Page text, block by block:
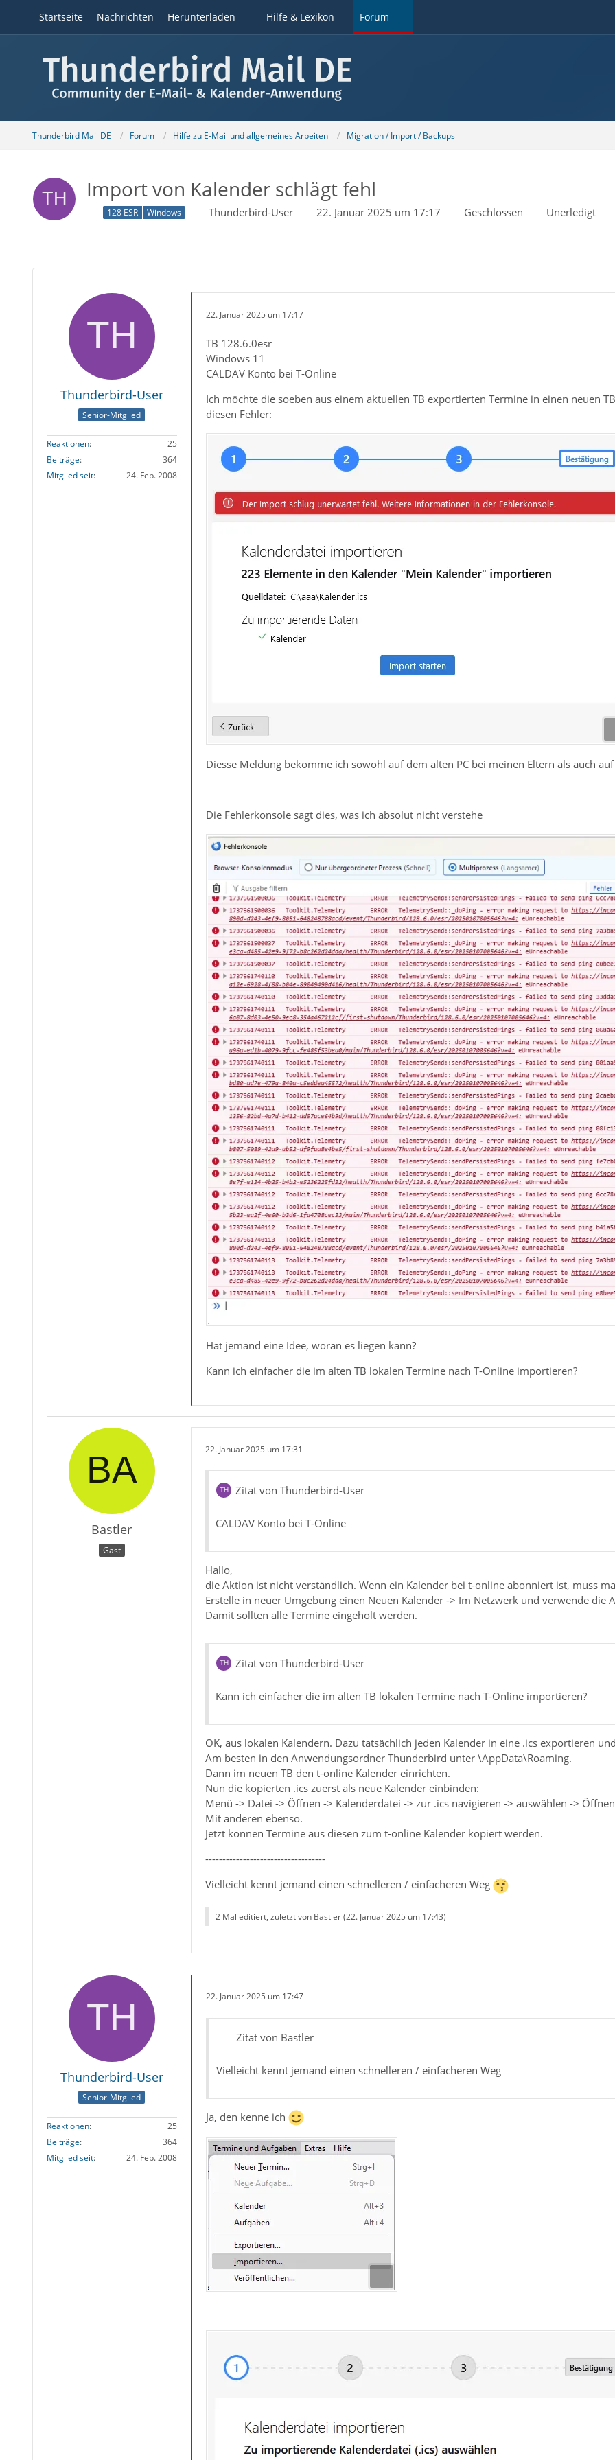
Startseite Nachrichten Herunterladen Hilfe & Lexikon Forum
Thunderbird Mail DE Forum Hilfe zu E-Mail und allgemeines Arbeiten Migration / Import / Backups
Import von Kalender schlägt fehl
128 ESR Windows Thunderbird-User 22. Januar 2025 um 17:17 Geschlossen Unerledigt
Thunderbird-User
Senior-Mitglied
Reaktionen
25
Beiträge
364
Mitglied seit
24. Feb. 2008
22. Januar 2025 um 17:17
TB 128.6.0esr
Windows 11
CALDAV Konto bei T-Online
Ich möchte die soeben aus einem aktuellen TB exportierten Termine in einen neuen
diesen Fehler:
Diesse Meldung bekomme ich sowohl auf dem alten PC bei meinen Eltern als auch
Die Fehlerkonsole sagt dies, was ich absolut nicht verstehe
Hat jemand eine Idee, woran es liegen kann?
Kann ich einfacher die im alten TB lokalen Termine nach T-Online importieren?
Bastler
Gast
22. Januar 2025 um 17:31
Zitat von Thunderbird-User
CALDAV Konto bei T-Online
Hallo,
die Aktion ist nicht verständlich. Wenn ein Kalender bei t-online abonniert ist, muss
Erstelle in neuer Umgebung einen Neuen Kalender -> Im Netzwerk und verwende die
Damit sollten alle Termine eingeholt werden.
Zitat von Thunderbird-User
Kann ich einfacher die im alten TB lokalen Termine nach T-Online importieren?
OK, aus lokalen Kalendern. Dazu tatsächlich jeden Kalender in eine .ics exportieren
Am besten in den Anwendungsordner Thunderbird unter \AppData\Roaming.
Dann im neuen TB den t-online Kalender einrichten.
Nun die kopierten .ics zuerst als neue Kalender einbinden:
Menü -> Datei -> Öffnen -> Kalenderdatei -> zur .ics navigieren -> auswählen ->
Mit anderen ebenso.
Jetzt können Termine aus diesen zum t-online Kalender kopiert werden.
-----------------------------------
Vielleicht kennt jemand einen schnelleren / einfacheren Weg
2 Mal editiert, zuletzt von Bastler (22. Januar 2025 um 17:43)
Thunderbird-User
Senior-Mitglied
Reaktionen
25
Beiträge
364
Mitglied seit
24. Feb. 2008
22. Januar 2025 um 17:47
Zitat von Bastler
Vielleicht kennt jemand einen schnelleren / einfacheren Weg
Ja, den kenne ich